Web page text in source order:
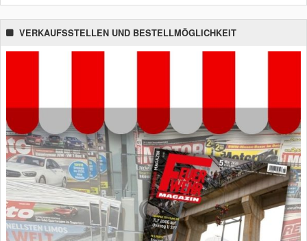
VERKAUFSSTELLEN UND BESTELLMÖGLICHKEIT